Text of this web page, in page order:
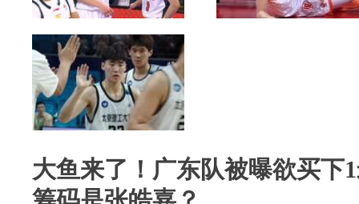
大鱼来了！广东队被曝欲买下